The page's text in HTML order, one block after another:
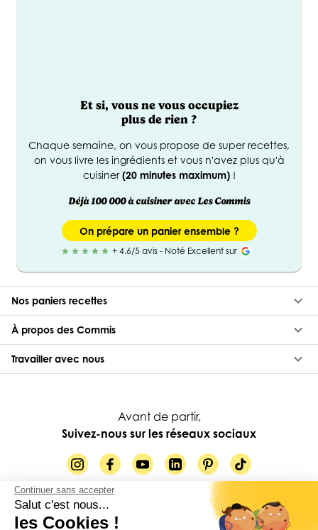
Continuer sans accepter
Salut c'est nous...
les Cookies !
Offerts *
Et si, vous ne vous occupiez
plus de rien ?
Chaque semaine, on vous propose de super recettes,
on vous livre les ingrédients et vous n'avez plus qu'à
cuisiner(20 minutes maximum)!
Déjà 100 000 à cuisiner avec Les Commis
On prépare un panier ensemble ?
star star star star star + 4.6/5 avis - Noté Excellent sur
Nos paniers recettes keyboard_arrow_down
À propos des Commis keyboard_arrow_down
Travailler avec nous keyboard_arrow_down
Avant de partir,
Suivez-nous sur les réseaux sociaux
84-88 rue Paul Vaillant Couturier, 92230 Gennevilliers